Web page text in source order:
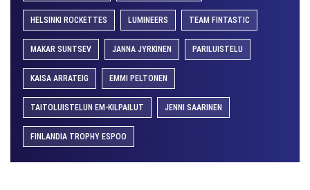
HELSINKI ROCKETTES LUMINEERS TEAM FINTASTIC
MAKAR SUNTSEV JANNA JYRKINEN PARILUISTELU
KAISA ARRATEIG EMMI PELTONEN
TAITOLUISTELUN EM-KILPAILUT JENNI SAARINEN
FINLANDIA TROPHY ESPOO